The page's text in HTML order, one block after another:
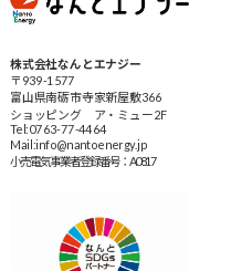
株式会社なんとエナジー
〒939-1577
富山県南砺市寺家新屋敷366
ショッピング ア・ミュー2F
Tel:0763-77-4464
Mail:info@nantoenergy.jp
小売電気事業者登録番号：A0817